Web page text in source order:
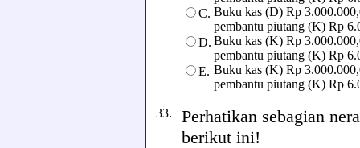
C. Buku kas (D) Rp
pembantu piutang (K) Rp
D. Buku kas (K) Rp
pembantu piutang (K) Rp
E. Buku kas (K) Rp
pembantu piutang (K) Rp
33. Perhatikan sebagian
berikut ini!